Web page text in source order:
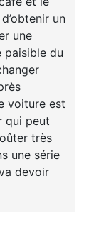
un
une
paisible du
voiture est
qui peut
très
une série
devoir